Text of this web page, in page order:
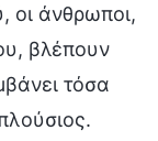
οι άνθρωποι,
βλέπουν
τόσα